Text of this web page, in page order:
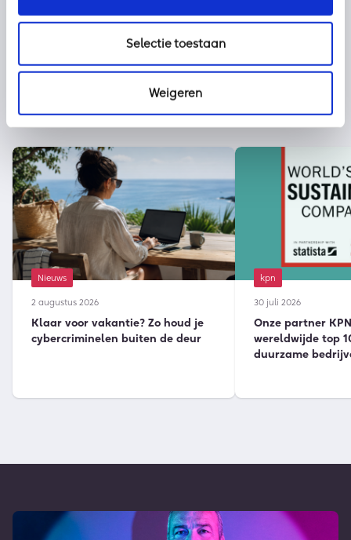
Selectie toestaan
Weigeren
Nieuws
2 augustus 2026
Klaar voor vakantie? Zo houd je
cybercriminelen buiten de deur
kpn
30 juli 2026
Onze partner
wereldwijde top
duurzame